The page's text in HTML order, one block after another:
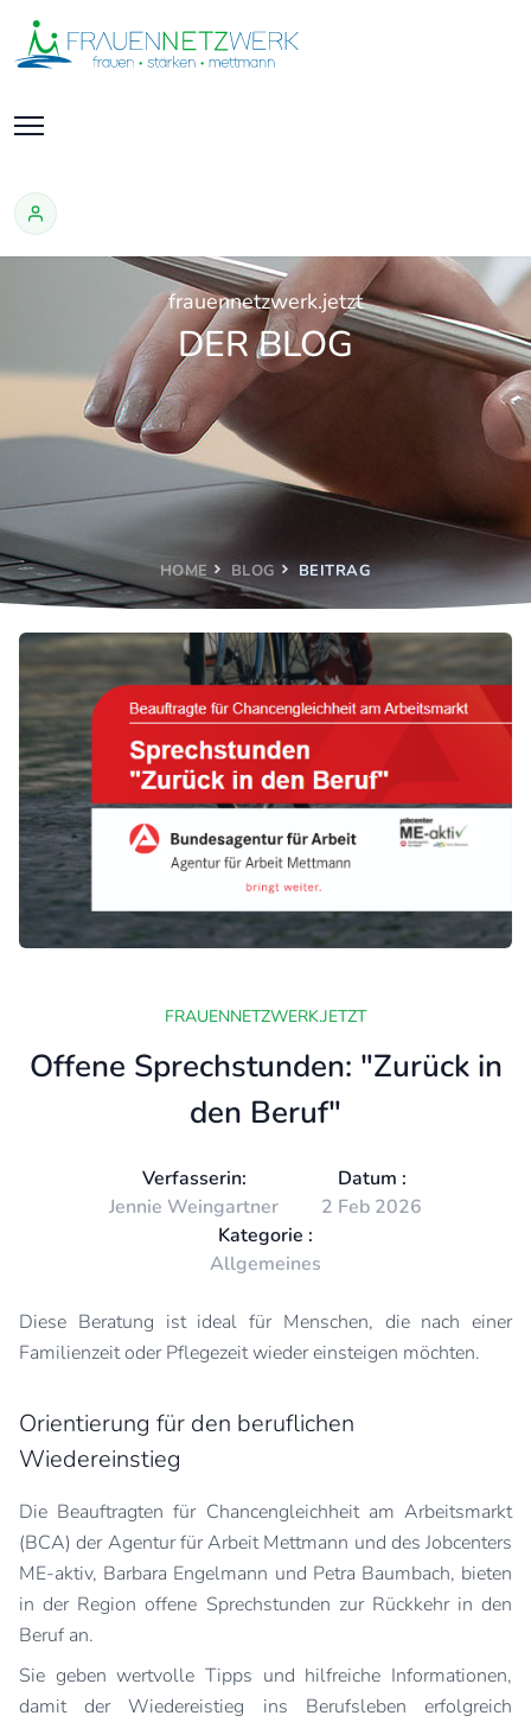
frauennetzwerk.jetzt
DER BLOG
HOME BLOG BEITRAG
FRAUENNETZWERK.JETZT
Offene Sprechstunden: "Zurück in
den Beruf"
Verfasserin:
Jennie Weingartner
Datum :
2 Feb 2026
Kategorie :
Allgemeines
Diese Beratung ist ideal für Menschen, die nach einer
Familienzeit oder Pflegezeit wieder einsteigen möchten.
Orientierung für den beruflichen
Wiedereinstieg
Die Beauftragten für Chancengleichheit am Arbeitsmarkt
(BCA) der Agentur für Arbeit Mettmann und des Jobcenters
ME-aktiv, Barbara Engelmann und Petra Baumbach, bieten
in der Region offene Sprechstunden zur Rückkehr in den
Beruf an.
Sie geben wertvolle Tipps und hilfreiche Informationen,
damit der Wiedereistieg ins Berufsleben erfolgreich